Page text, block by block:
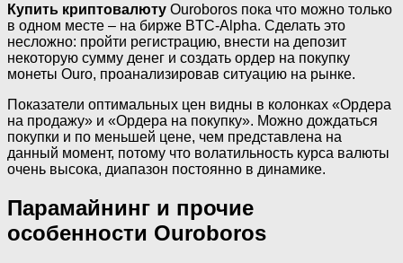
Купить криптовалюту Ouroboros пока что можно только
в одном месте – на бирже BTC-Alpha. Сделать это
несложно: пройти регистрацию, внести на депозит
некоторую сумму денег и создать ордер на покупку
монеты Ouro, проанализировав ситуацию на рынке.
Показатели оптимальных цен видны в колонках «Ордера
на продажу» и «Ордера на покупку». Можно дождаться
покупки и по меньшей цене, чем представлена на
данный момент, потому что волатильность курса валюты
очень высока, диапазон постоянно в динамике.
Парамайнинг и прочие
особенности Ouroboros